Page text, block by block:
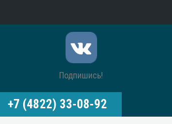
Подпишись!
+7 (4822) 33-08-92